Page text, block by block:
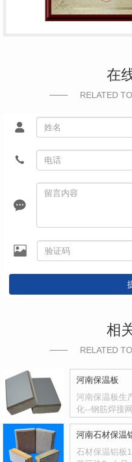
在
RELATED
相
RELATED
河南保温板
河南保温板生
化--钢筋焊接
河南石材保温
石材保温铝板